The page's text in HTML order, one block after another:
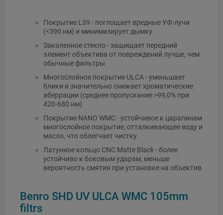
Покрытие L39 - поглощает вредные УФ-лучи
(<390 нм) и минимизирует дымку
Закаленное стекло - защищает передний
элемент объектива от повреждений лучше, чем
обычные фильтры
Многослойное покрытие ULCA - уменьшает
блики и значительно снижает хроматические
аберрации (среднее пропускание >99,0% при
420-680 нм)
Покрытие NANO WMC - устойчивое к царапинам
многослойное покрытие, отталкивающее воду и
масло, что облегчает чистку.
Латунное кольцо CNC Matte Black - более
устойчиво к боковым ударам, меньше
вероятность смятия при установке на объектив
Benro SHD UV ULCA WMC 105mm
filtrs